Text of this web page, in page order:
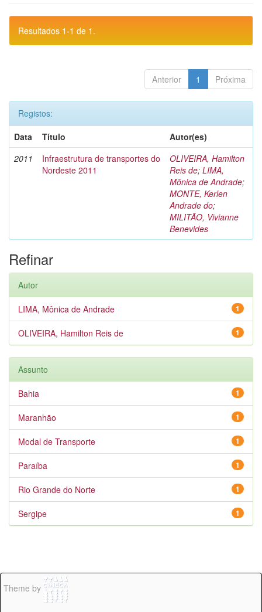
Resultados 1-1 de 1.
Anterior 1 Próxima
Registos:
Data
Título
Autor(es)
2011
Infraestrutura de transportes do
Nordeste 2011
OLIVEIRA, Hamilton
Reis de; LIMA,
Mônica de Andrade;
MONTE, Kerlen
Andrade do;
MILITÃO, Vivianne
Benevides
Refinar
Autor
1
LIMA, Mônica de Andrade
1
OLIVEIRA, Hamilton Reis de
Assunto
1
Bahia
1
Maranhão
1
Modal de Transporte
1
Paraíba
1
Rio Grande do Norte
1
Sergipe
Theme by